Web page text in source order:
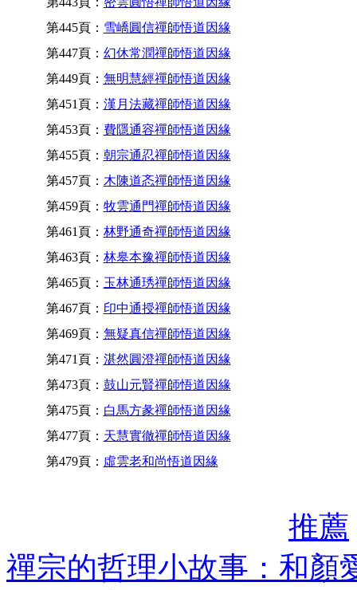
第445頁： 雪嶠圓信禪師悟道因緣
第447頁： 幻休常潤禪師悟道因緣
第449頁： 無明慧經禪師悟道因緣
第451頁： 漢月法藏禪師悟道因緣
第453頁： 費隱通容禪師悟道因緣
第455頁： 朝宗通忍禪師悟道因緣
第457頁： 木陳道忞禪師悟道因緣
第459頁： 牧雲通門禪師悟道因緣
第461頁： 林野通奇禪師悟道因緣
第463頁： 林皋本豫禪師悟道因緣
第465頁： 玉林通琇禪師悟道因緣
第467頁： 印中通授禪師悟道因緣
第469頁： 無疑真信禪師悟道因緣
第471頁： 湛然圓澄禪師悟道因緣
第473頁： 鼓山元賢禪師悟道因緣
第475頁： 白馬方彖禪師悟道因緣
第477頁： 天慧實徹禪師悟道因緣
第479頁： 虛雲老和尚悟道因緣
推薦
禪宗的哲理小故事：和